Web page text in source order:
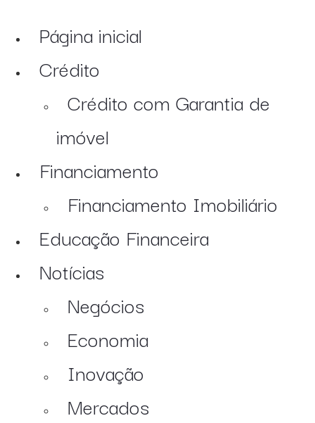
Página inicial
Crédito
Crédito com Garantia de
imóvel
Financiamento
Financiamento Imobiliário
Educação Financeira
Notícias
Negócios
Economia
Inovação
Mercados